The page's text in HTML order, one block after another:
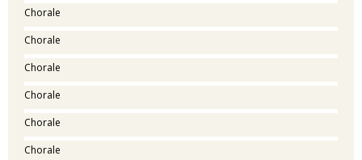
Chorale
Chorale
Chorale
Chorale
Chorale
Chorale